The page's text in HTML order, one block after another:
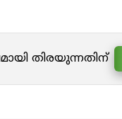
തിരയുന്നതിന്